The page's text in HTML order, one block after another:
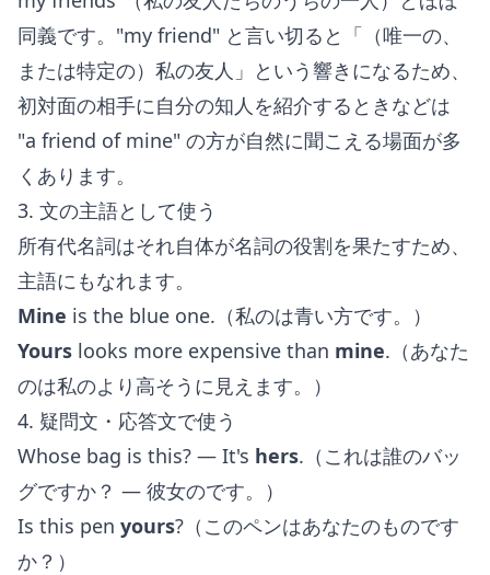
同義です。"my friend" と言い切ると「（唯一の、
または特定の）私の友人」という響きになるため、
初対面の相手に自分の知人を紹介するときなどは
"a friend of mine" の方が自然に聞こえる場面が多
くあります。
3. 文の主語として使う
所有代名詞はそれ自体が名詞の役割を果たすため、
主語にもなれます。
Mine is the blue one.（私のは青い方です。）
Yours looks more expensive than mine.（あなた
のは私のより高そうに見えます。）
4. 疑問文・応答文で使う
Whose bag is this? — It's hers.（これは誰のバッ
グですか？ — 彼女のです。）
Is this pen yours?（このペンはあなたのものです
か？）